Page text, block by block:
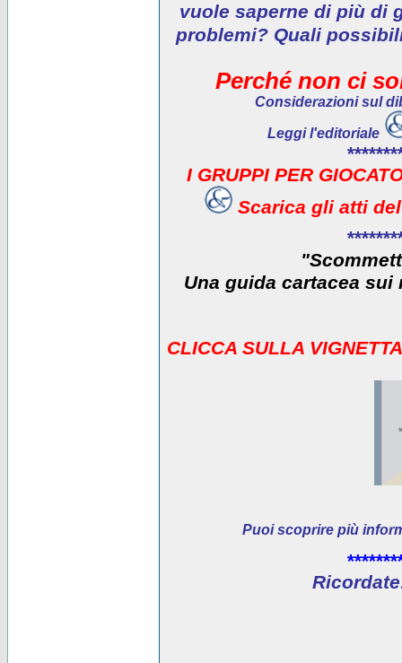
vuole saperne di più di
problemi? Quali
Perché non ci
Considerazioni sul
Leggi l'editoriale
I GRUPPI PER
Scarica gli atti
Una guida cartacea
CLICCA SULLA
Puoi scoprire più